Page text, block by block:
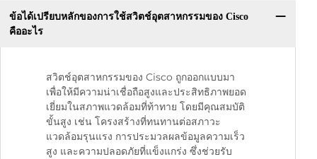
ข้อได้เปรียบหลักของการใช้สวิตช์อุตสาหกรรมของ Cisco
คืออะไร
สวิตช์อุตสาหกรรมของ Cisco ถูกออกแบบมา
เพื่อให้มีความน่าเชื่อถือสูงและประสิทธิภาพยอด
เยี่ยมในสภาพแวดล้อมที่ท้าทาย โดยมีคุณสมบัติ
ขั้นสูง เช่น โครงสร้างที่ทนทานต่อสภาวะ
แวดล้อมรุนแรง การประมวลผลข้อมูลความเร็ว
สูง และความปลอดภัยที่แข็งแกร่ง ซึ่งช่วยรับ